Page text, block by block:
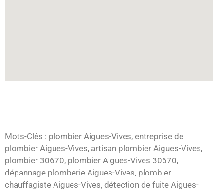
Mots-Clés : plombier Aigues-Vives, entreprise de
plombier Aigues-Vives, artisan plombier Aigues-Vives,
plombier 30670, plombier Aigues-Vives 30670,
dépannage plomberie Aigues-Vives, plombier
chauffagiste Aigues-Vives, détection de fuite Aigues-